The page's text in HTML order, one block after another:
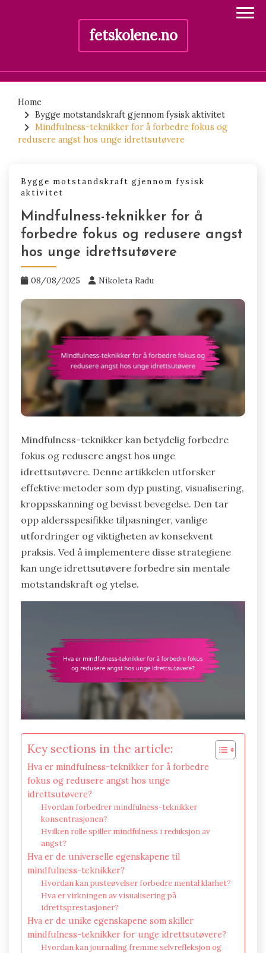
fetskolene.no
content
Home
Bygge motstandskraft gjennom fysisk aktivitet
Mindfulness-teknikker for å forbedre fokus og
redusere angst hos unge idrettsutøvere
Bygge motstandskraft gjennom fysisk
aktivitet
Mindfulness-teknikker for å
forbedre fokus og redusere angst
hos unge idrettsutøvere
08/08/2025 Nikoleta Radu
Mindfulness-teknikker kan betydelig forbedre
fokus og redusere angst hos unge
idrettsutøvere. Denne artikkelen utforsker
effektive metoder som dyp pusting, visualisering,
kroppsskanning og bevisst bevegelse. Den tar
opp aldersspesifikke tilpasninger, vanlige
utfordringer og viktigheten av konsekvent
praksis. Ved å implementere disse strategiene
kan unge idrettsutøvere forbedre sin mentale
motstandskraft og ytelse.
Key sections in the article:
Hva er mindfulness-teknikker for å forbedre
fokus og redusere angst hos unge
idrettsutøvere?
Hvordan forbedrer mindfulness-teknikker
konsentrasjonen?
Hvilken rolle spiller mindfulness i reduksjon av
angst?
Hva er de universelle egenskapene til
mindfulness-teknikker?
Hvordan kan pusteøvelser forbedre mental klarhet?
Hva er virkningen av visualisering på
idrettsprestasjoner?
Hva er de unike egenskapene som skiller
mindfulness-teknikker for unge idrettsutøvere?
Hvordan kan journaling fremme selvrefleksjon og